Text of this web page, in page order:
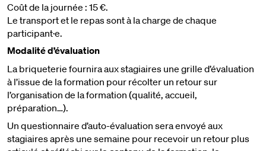
Coût de la journée : 15 €.
Le transport et le repas sont à la charge de chaque
participant·e.
Modalité d’évaluation
La briqueterie fournira aux stagiaires une grille d’évaluation
à l’issue de la formation pour récolter un retour sur
l’organisation de la formation (qualité, accueil,
préparation…).
Un questionnaire d’auto-évaluation sera envoyé aux
stagiaires après une semaine pour recevoir un retour plus